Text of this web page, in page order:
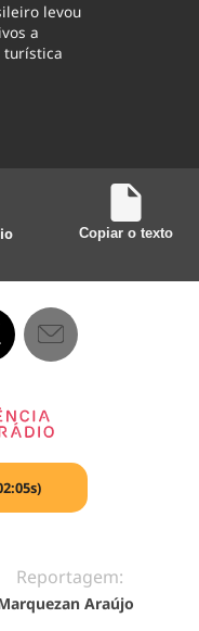
levou
a
turística
Copiar o texto
Reportagem:
Araújo